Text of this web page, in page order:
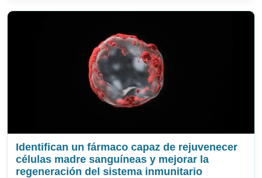
Identifican un fármaco capaz de rejuvenecer
células madre sanguíneas y mejorar la
regeneración del sistema inmunitario